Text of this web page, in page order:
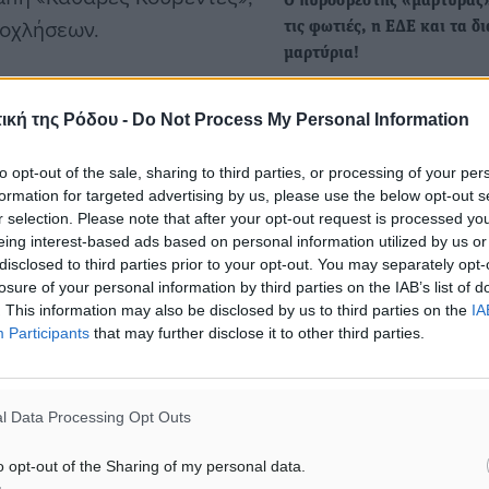
της Ρόδου - Do Not Process My Personal Information
opt-out of the sale, sharing to third parties, or processing of your
for targeted advertising by us, please use the below opt-out
selection. Please note that after your opt-out request is processed
interest-based ads based on personal information utilized by us
to third parties prior to your opt-out. You may separately
of your personal information by third parties on the IAB’s list of
This information may also be disclosed by us to third parties on the
Participants that may further disclose it to other third parties.
Data Processing Opt Outs
opt-out of the Sharing of my personal data.
χτες, Πέμπτη (14/5), με
τράβηξε ο Έλληνας
μέρα στα Ίμια, μέρα
στα δύο ναυτικά
πλώρη μας να μας
σοβαρά επεισόδια.
τόνισε ο Κώστας
μας θα τα φυλάξουμε
φεύγουν. Την επόμενη
νόμος ώστε «να
τις φωτιές, η ΕΔΕ και τα
μαρτύρια!
σωματική ταλαιπωρία που
Υγεία και Ασφάλεια στην
Συγκλονιστικά στοιχεία
«πήγαν για δουλειά και δε
γύρισαν ποτέ»
Σήμερα είναι η
για την Υγεία και την